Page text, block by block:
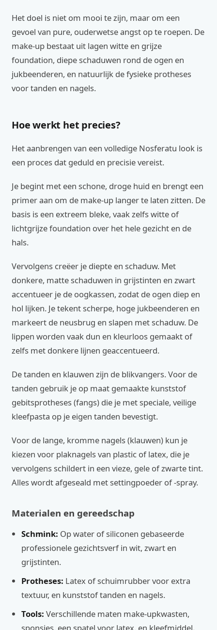
Het doel is niet om mooi te zijn, maar om een
gevoel van pure, ouderwetse angst op te roepen. De
make-up bestaat uit lagen witte en grijze
foundation, diepe schaduwen rond de ogen en
jukbeenderen, en natuurlijk de fysieke protheses
voor tanden en nagels.
Hoe werkt het precies?
Het aanbrengen van een volledige Nosferatu look is
een proces dat geduld en precisie vereist.
Je begint met een schone, droge huid en brengt een
primer aan om de make-up langer te laten zitten. De
basis is een extreem bleke, vaak zelfs witte of
lichtgrijze foundation over het hele gezicht en de
hals.
Vervolgens creëer je diepte en schaduw. Met
donkere, matte schaduwen in grijstinten en zwart
accentueer je de oogkassen, zodat de ogen diep en
hol lijken. Je tekent scherpe, hoge jukbeenderen en
markeert de neusbrug en slapen met schaduw. De
lippen worden vaak dun en kleurloos gemaakt of
zelfs met donkere lijnen geaccentueerd.
De tanden en klauwen zijn de blikvangers. Voor de
tanden gebruik je op maat gemaakte kunststof
gebitsprotheses (fangs) die je met speciale, veilige
kleefpasta op je eigen tanden bevestigt.
Voor de lange, kromme nagels (klauwen) kun je
kiezen voor plaknagels van plastic of latex, die je
vervolgens schildert in een vieze, gele of zwarte tint.
Alles wordt afgeseald met settingpoeder of -spray.
Materialen en gereedschap
Schmink: Op water of siliconen gebaseerde
professionele gezichtsverf in wit, zwart en
grijstinten.
Protheses: Latex of schuimrubber voor extra
textuur, en kunststof tanden en nagels.
Tools: Verschillende maten make-upkwasten,